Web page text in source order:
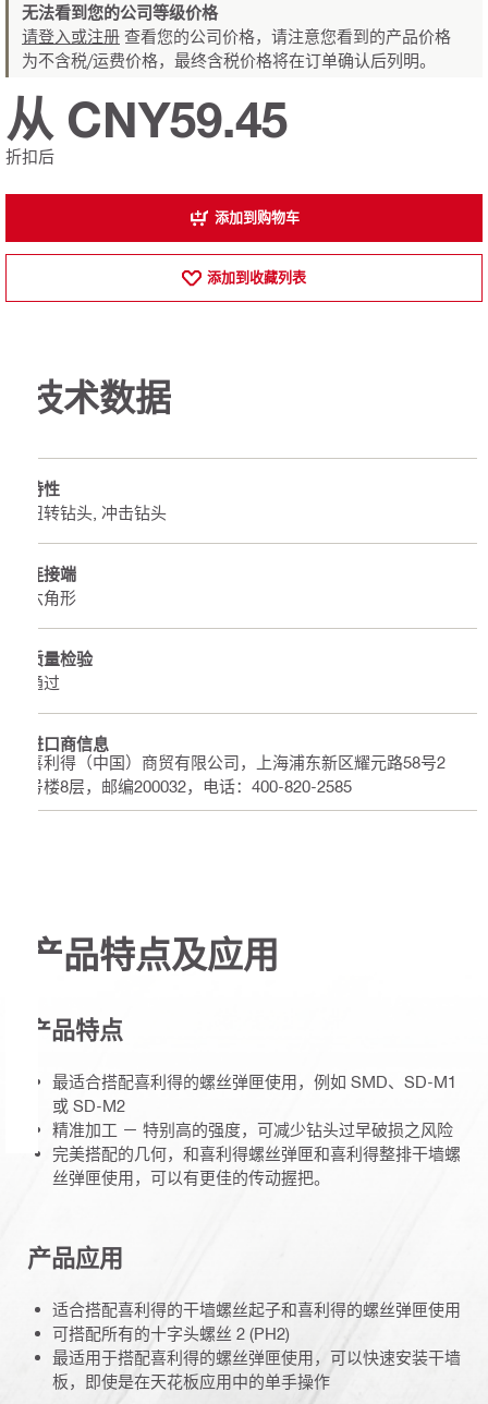
无法看到您的公司等级价格
请登入或注册 查看您的公司价格，请注意您看到的产品价格
为不含税/运费价格，最终含税价格将在订单确认后列明。
折扣后
从 CNY59.45
添加到购物车
添加到收藏列表
技术数据
特性
扭转钻头, 冲击钻头
连接端
六角形
质量检验
通过
进口商信息
喜利得（中国）商贸有限公司，上海浦东新区耀元路58号2
号楼8层，邮编200032，电话：400-820-2585
产品特点及应用
产品特点
最适合搭配喜利得的螺丝弹匣使用，例如 SMD、SD-M1
或 SD-M2
精准加工 － 特别高的强度，可减少钻头过早破损之风险
完美搭配的几何，和喜利得螺丝弹匣和喜利得整排干墙螺
丝弹匣使用，可以有更佳的传动握把。
产品应用
适合搭配喜利得的干墙螺丝起子和喜利得的螺丝弹匣使用
可搭配所有的十字头螺丝 2 (PH2)
最适用于搭配喜利得的螺丝弹匣使用，可以快速安装干墙
板，即使是在天花板应用中的单手操作